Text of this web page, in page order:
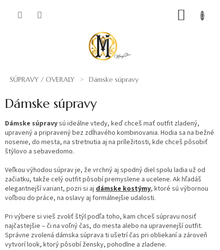
SÚPRAVY / OVERALY Dámske súpravy
Dámske súpravy
Dámske súpravysú ideálne vtedy, keď chceš mať outfit zladený,
upravený a pripravený bez zdĺhavého kombinovania. Hodia sa na bežné
nosenie, do mesta, na stretnutia aj na príležitosti, kde chceš pôsobiť
štýlovo a sebavedomo.
Veľkou výhodou súprav je, že vrchný aj spodný diel spolu ladia už od
začiatku, takže celý outfit pôsobí premyslene a ucelene. Ak hľadáš
elegantnejší variant, pozri si aj dámske kostýmy, ktoré sú výbornou
voľbou do práce, na oslavy aj formálnejšie udalosti.
Pri výbere si vieš zvoliť štýl podľa toho, kam chceš súpravu nosiť
najčastejšie – či na voľný čas, do mesta alebo na upravenejší outfit.
Správne zvolená dámska súprava ti ušetrí čas pri obliekaní a zároveň
vytvorí look, ktorý pôsobí žensky, pohodlne a zladene.